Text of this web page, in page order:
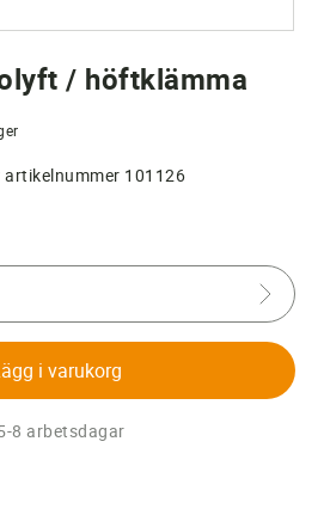
/ höftklämma
101126
i varukorg
8 arbetsdagar